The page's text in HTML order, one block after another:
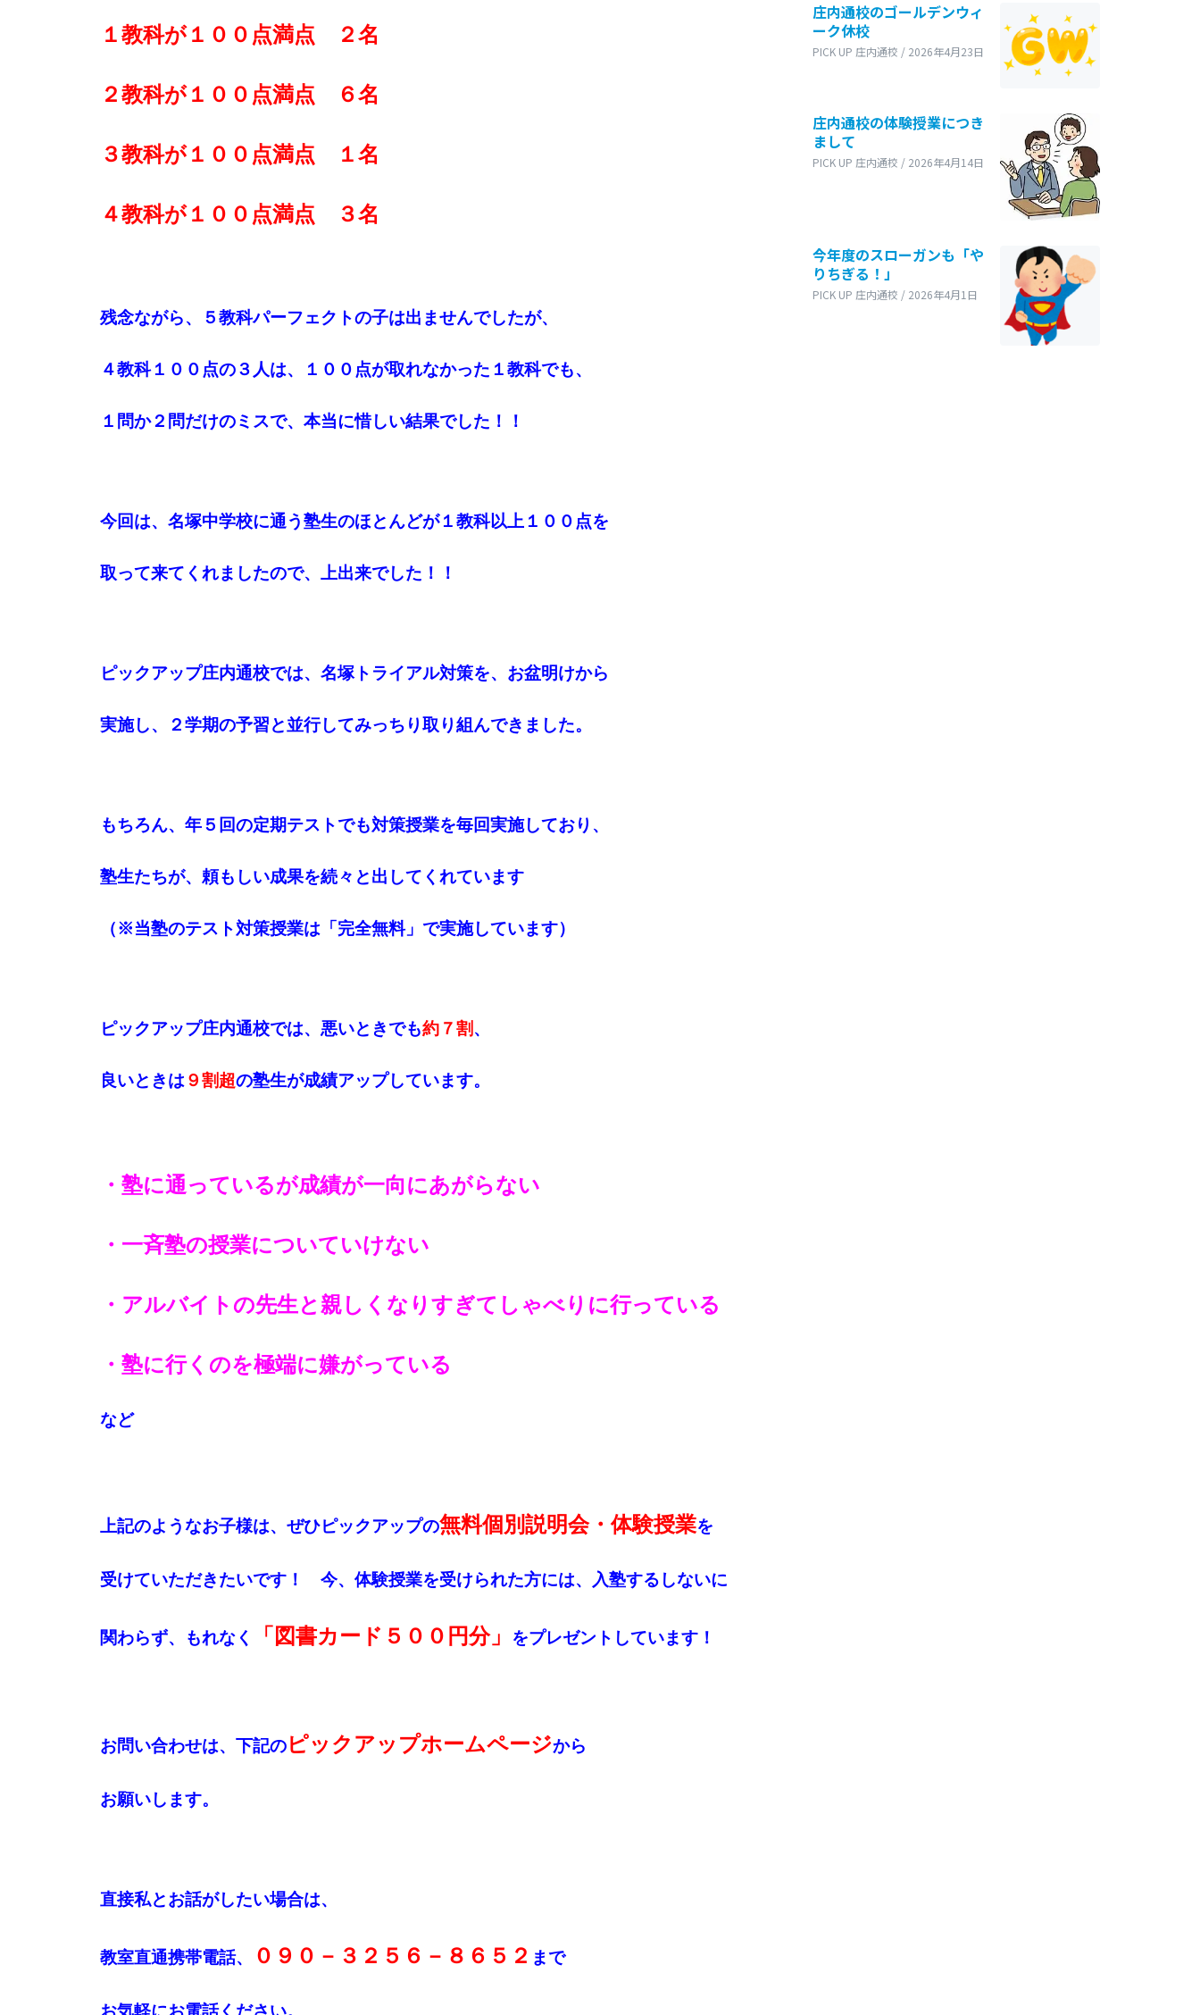
１教科が１００点満点 ２名
２教科が１００点満点 ６名
３教科が１００点満点 １名
４教科が１００点満点 ３名
残念ながら、５教科パーフェクトの子は出ませんでしたが、
４教科１００点の３人は、１００点が取れなかった１教科でも、
１問か２問だけのミスで、本当に惜しい結果でした！！
今回は、名塚中学校に通う塾生のほとんどが１教科以上 １００点を
取って来てくれましたので、上出来でした！！
ピックアップ庄内通校では、名塚トライアル対策を、お盆明けから
実施し、２学期の予習と並行してみっちり取り組んできました。
もちろん、年５回の定期テストでも対策授業を毎回実施しており、
塾生たちが、頼もしい成果を続々と出してくれています
（※当塾のテスト対策授業は「完全無料」で実施しています）
ピックアップ庄内通校では、悪いときでも約７割 、
良いときは ９割超の塾生が成績アップしています。
・塾に通っているが成績が一向にあがらない
・一斉塾の授業についていけない
・アルバイトの先生と親しくなりすぎてしゃべりに行っている
・塾に行くのを極端に嫌がっている
など
上記のようなお子様は、ぜひピックアップの無料個別説明会・体験授業を
受けていただきたいです！ 今、体験授業を受けられた方には、入塾するしないに
関わらず、もれなく 「図書カード５００円分」 をプレゼントしています！
お問い合わせは、下記のピックアップホームページから
お願いします。
直接私とお話がしたい場合は、
教室直通携帯電話、 ０９０－３２５６－８６５２ まで
お気軽にお電話ください。
庄内通校のゴールデンウィ
ーク休校
PICK UP 庄内通校 / 2026年4月23日
庄内通校の体験授業につき
まして
PICK UP 庄内通校 / 2026年4月14日
今年度のスローガンも「や
りちぎる！」
PICK UP 庄内通校 / 2026年4月1日